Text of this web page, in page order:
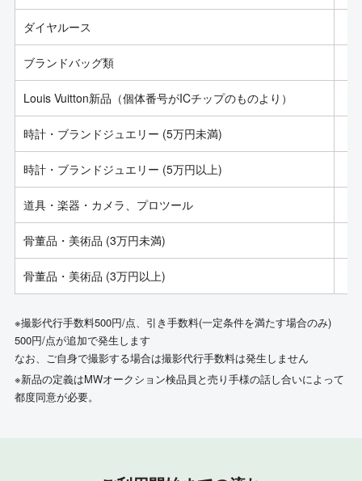
ダイヤルース
ブランドバッグ類
Louis Vuitton新品（個体番号がICチップのものより）
時計・ブランドジュエリー (5万円未満)
時計・ブランドジュエリー (5万円以上)
道具・楽器・カメラ、プロツール
骨董品・美術品 (3万円未満)
骨董品・美術品 (3万円以上)
※撮影代行手数料500円/点、引き手数料(一定条件を満たす場合のみ)
500円/点が追加で発生します
なお、ご自身で撮影する場合は撮影代行手数料は発生しません
※新品の定義はMWオークション検品員と売り手様の話し合いによって
都度同意が必要。